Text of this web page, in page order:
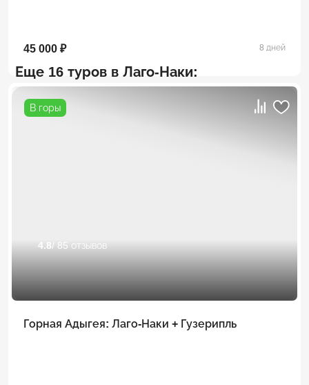
45 000 ₽ 8 дней
Еще 16 туров в Лаго-Наки:
В горы
4.8/ 85 отзывов
Горная Адыгея: Лаго-Наки + Гузерипль